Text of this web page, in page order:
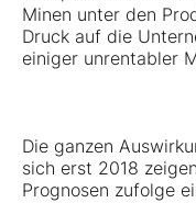
Minen unter den
Druck auf die
einiger unrentabler
Die ganzen
sich erst 2018
Prognosen zufolge